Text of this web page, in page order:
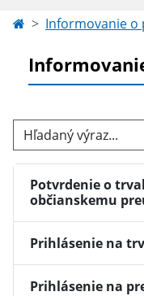
Informovanie o
Hľadaný výraz...
Potvrdenie o
občianskemu
Prihlásenie na
Prihlásenie na